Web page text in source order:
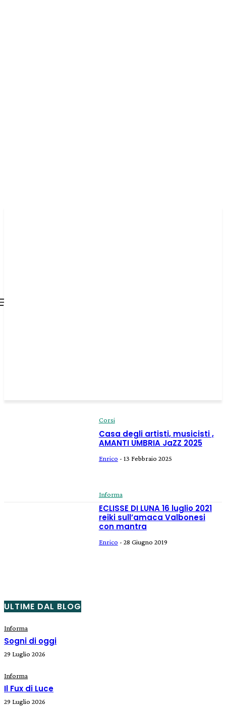
Corsi
Casa degli artisti, musicisti ,
AMANTI UMBRIA JaZZ 2025
Enrico - 13 Febbraio 2025
Informa
ECLISSE DI LUNA 16 luglio 2021
reiki sull’amaca Valbonesi
con mantra
Enrico - 28 Giugno 2019
ULTIME DAL BLOG
Informa
Sogni di oggi
29 Luglio 2026
Informa
Il Fux di Luce
29 Luglio 2026